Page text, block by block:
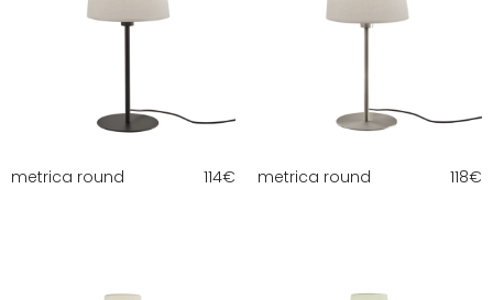
metrica round 114€ metrica round 118€